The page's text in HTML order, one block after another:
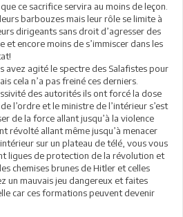
ce sacrifice servira au moins de leçon.
barbouzes mais leur rôle se limite à
dirigeants sans droit d’agresser des
encore moins de s’immiscer dans les
avez agité le spectre des Salafistes pour
cela n’a pas freiné ces derniers.
des autorités ils ont forcé la dose
l’ordre et le ministre de l’intérieur s’est
de la force allant jusqu’à la violence
révolté allant même jusqu’à menacer
sur un plateau de télé, vous vous
ligues de protection de la révolution et
chemises brunes de Hitler et celles
un mauvais jeu dangereux et faites
car ces formations peuvent devenir